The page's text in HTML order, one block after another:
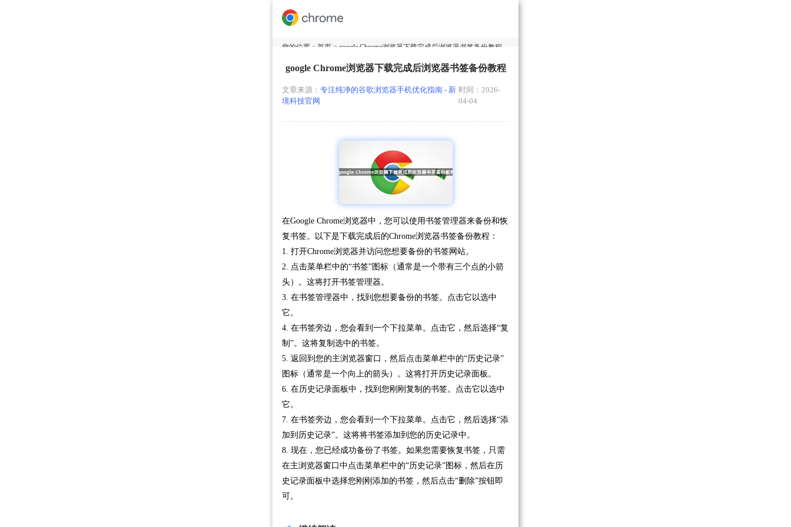
您的位置： 首页 > google Chrome浏览器下载完成后浏览器书签备份教程
google Chrome浏览器下载完成后浏览器书签备份教程
文章来源： 专注纯净的谷歌浏览器手机优化指南 - 新
境科技官网
时间：2026-
04-04
在Google Chrome浏览器中，您可以使用书签管理器来备份和恢
复书签。以下是下载完成后的Chrome浏览器书签备份教程：
1. 打开Chrome浏览器并访问您想要备份的书签网站。
2. 点击菜单栏中的“书签”图标（通常是一个带有三个点的小箭
头）。这将打开书签管理器。
3. 在书签管理器中，找到您想要备份的书签。点击它以选中
它。
4. 在书签旁边，您会看到一个下拉菜单。点击它，然后选择“复
制”。这将复制选中的书签。
5. 返回到您的主浏览器窗口，然后点击菜单栏中的“历史记录”
图标（通常是一个向上的箭头）。这将打开历史记录面板。
6. 在历史记录面板中，找到您刚刚复制的书签。点击它以选中
它。
7. 在书签旁边，您会看到一个下拉菜单。点击它，然后选择“添
加到历史记录”。这将将书签添加到您的历史记录中。
8. 现在，您已经成功备份了书签。如果您需要恢复书签，只需
在主浏览器窗口中点击菜单栏中的“历史记录”图标，然后在历
史记录面板中选择您刚刚添加的书签，然后点击“删除”按钮即
可。